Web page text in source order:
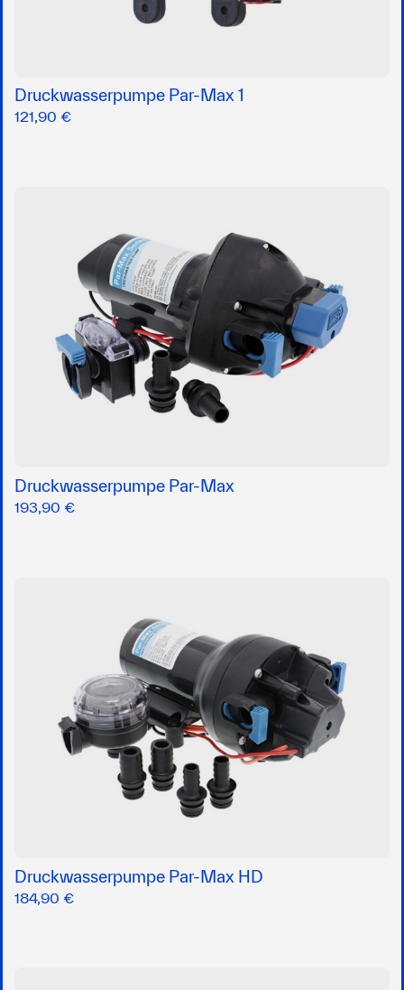
Druckwasserpumpe Par-Max 1
121,90 €
Druckwasserpumpe Par-Max
193,90 €
Druckwasserpumpe Par-Max HD
184,90 €